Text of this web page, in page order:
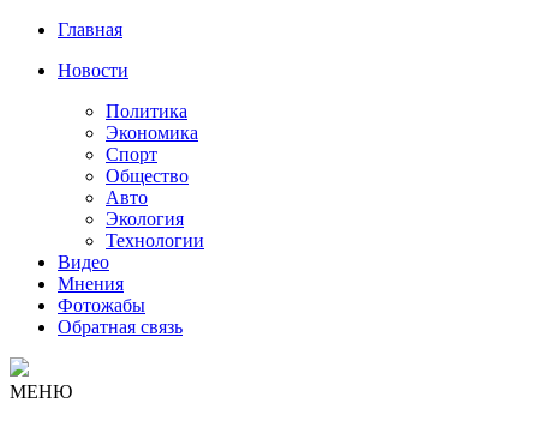
Главная
Новости
Политика
Экономика
Спорт
Общество
Авто
Экология
Технологии
Видео
Мнения
Фотожабы
Обратная связь
МЕНЮ